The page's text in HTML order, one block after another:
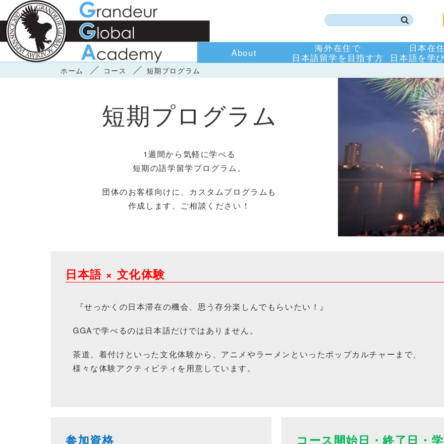
About
海外在住で
日本語留学を目指す方
日本在
日本語を学
ホーム コース 短期プログラム
短期プログラム
1週間から気軽に学べる
短期の語学留学プログラム。
団体のお客様向けに、カスタムプログラムも
作成します。ご相談ください！
日本語 × 文化体験
『せっかくの日本滞在の機会、思う存分楽しんでもらいたい！』
GGAで学べるのは日本語だけではありません。
茶道、着付けといった文化体験から、アニメやラーメンといったポップカルチャーまで、
様々な体験アクティビティを用意しています。
参加資格 コース開始日・終了日・